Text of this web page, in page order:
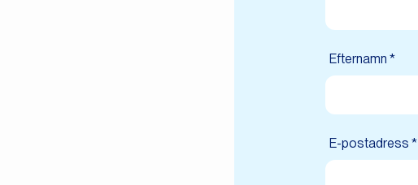
Efternamn *
E-postadress *